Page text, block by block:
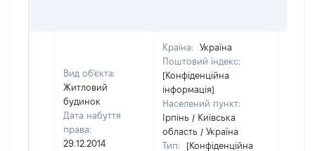
Вид об'єкта:
Житловий
будинок
Дата набуття
права:
29.12.2014
Країна:
Україна
Поштовий індекс:
[Конфіденційна
інформація]
Населений пункт:
Ірпінь / Київська
область / Україна
Тип:
[Конфіденційна